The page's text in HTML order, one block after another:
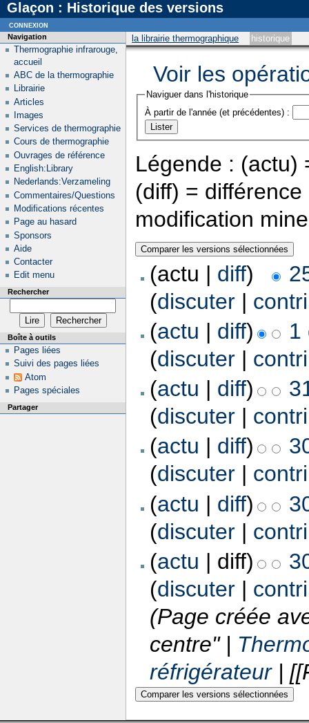
Glaçon : Historique des versions
la librairie thermographique historique
Voir les
Naviguer dans l'historique
À partir de l'année (et précédentes) :
Légende : (actu)
(diff) =
modification
(actu | diff)
(discuter|
(actu | diff)
1
(discuter|
(actu | diff)
(discuter|
(actu | diff)
(discuter|
(actu | diff)
(discuter|
(actu | diff)
(discuter|
(Page créée
centre" |
réfrigérateur|
Navigation
Thermographie infrarouge,
accueil
ABC de la thermographie
Librairie
Articles
Images
Services de thermographie
Cours de thermographie
Ouvrages de référence
English:Library
Nederlands:Verzameling
Commentaires/Questions
Modifications récentes
Page au hasard
Sponsors
Aide
Contacter
Edit menu
Rechercher
Boîte à outils
Pages liées
Suivi des pages liées
Atom
Pages spéciales
Partager
connexion